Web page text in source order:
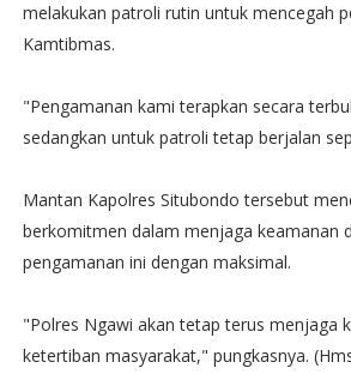
melakukan patroli rutin untuk mencegah
Kamtibmas.
"Pengamanan kami terapkan secara
sedangkan untuk patroli tetap berjalan
Mantan Kapolres Situbondo tersebut
berkomitmen dalam menjaga keamanan
pengamanan ini dengan maksimal.
"Polres Ngawi akan tetap terus menjaga
ketertiban masyarakat," pungkasnya.